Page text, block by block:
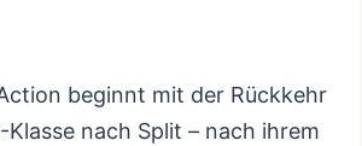
beginnt mit der Rückkehr
nach Split – nach ihrem